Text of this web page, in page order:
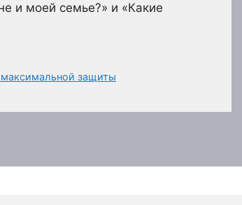
и моей семье?» и «Какие
защиты